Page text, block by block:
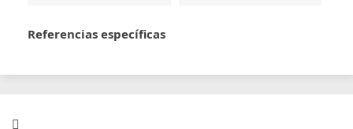
Referencias específicas